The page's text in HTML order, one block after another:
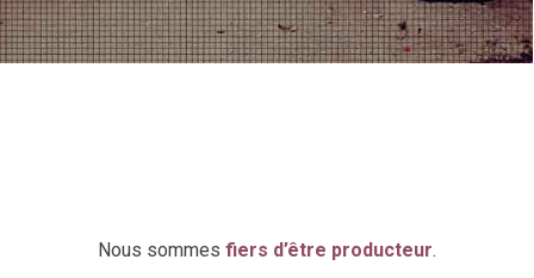
Nous sommes fiers d’être producteur.